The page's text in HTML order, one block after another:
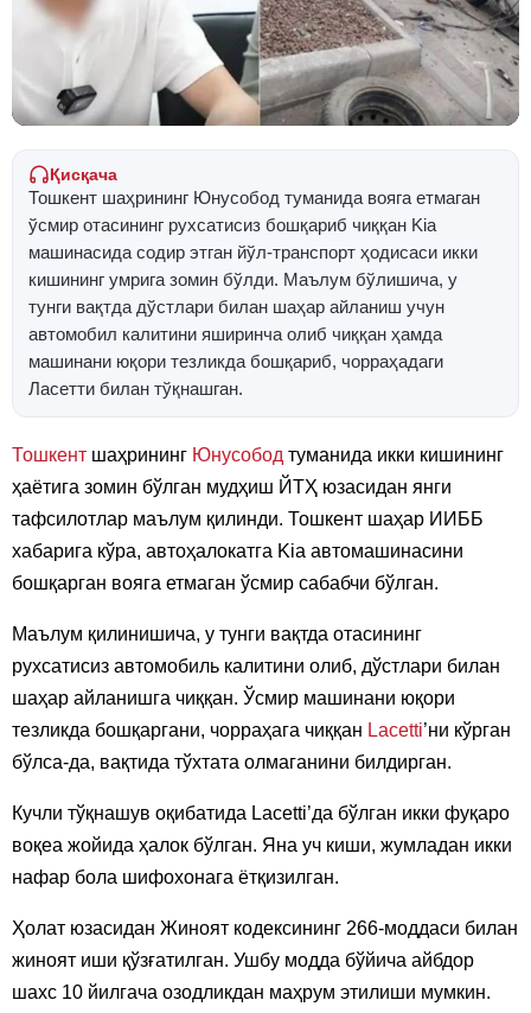
Қисқача
Тошкент шаҳрининг Юнусобод туманида вояга етмаган
ўсмир отасининг рухсатисиз бошқариб чиққан Kia
машинасида содир этган йўл-транспорт ҳодисаси икки
кишининг умрига зомин бўлди. Маълум бўлишича, у
тунги вақтда дўстлари билан шаҳар айланиш учун
автомобил калитини яширинча олиб чиққан ҳамда
машинани юқори тезликда бошқариб, чорраҳадаги
Ласетти билан тўқнашган.
Тошкент шаҳрининг Юнусобод туманида икки кишининг
ҳаётига зомин бўлган мудҳиш ЙТҲ юзасидан янги
тафсилотлар маълум қилинди. Тошкент шаҳар ИИББ
хабарига кўра, автоҳалокатга Kia автомашинасини
бошқарган вояга етмаган ўсмир сабабчи бўлган.
Маълум қилинишича, у тунги вақтда отасининг
рухсатисиз автомобиль калитини олиб, дўстлари билан
шаҳар айланишга чиққан. Ўсмир машинани юқори
тезликда бошқаргани, чорраҳага чиққан Lacetti’ни кўрган
бўлса-да, вақтида тўхтата олмаганини билдирган.
Кучли тўқнашув оқибатида Lacetti’да бўлган икки фуқаро
воқеа жойида ҳалок бўлган. Яна уч киши, жумладан икки
нафар бола шифохонага ётқизилган.
Ҳолат юзасидан Жиноят кодексининг 266-моддаси билан
жиноят иши қўзғатилган. Ушбу модда бўйича айбдор
шахс 10 йилгача озодликдан маҳрум этилиши мумкин.